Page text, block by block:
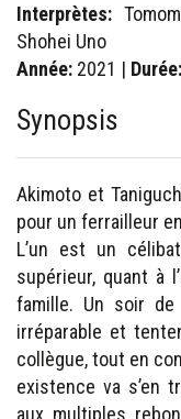
Interprètes:
Shohei Uno
Année: 2021 | Durée:
Synopsis
Akimoto et
pour un ferrailleur
L’un est un
supérieur, quant à
famille. Un soir
irréparable et
collègue, tout en
existence va s’en
aux multiples